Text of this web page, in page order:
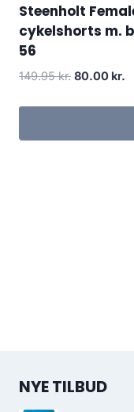
Steenholt
cykelshorts m.
56
149.95kr. Original
80.00 kr.
NYE TILBUD